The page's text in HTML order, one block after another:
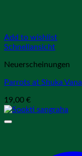
Add to wishlist
Schnellansicht
Neuerscheinungen
Parrots at Shuka Vana
19,00 €